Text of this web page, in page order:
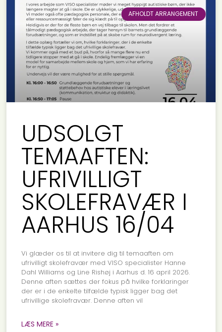
AFHOLDT ARRANGEMENT
UDSOLGT
TEMAAFTEN:
UFRIVILLIGT
SKOLEFRAVÆR I
AARHUS 16/04
Vi glæder os til at invitere dig til temaaften om
ufrivilligt skolefravær med VISO specialister Hanne
Dahl Williams og Line Rishøj i Aarhus d. 16 april 2026.
Denne aften sættes der fokus på hvilke forklaringer
der er i de enkelte tilfælde typisk ligger bag det
ufrivillige skolefravær. Denne aften vil
LÆS MERE »